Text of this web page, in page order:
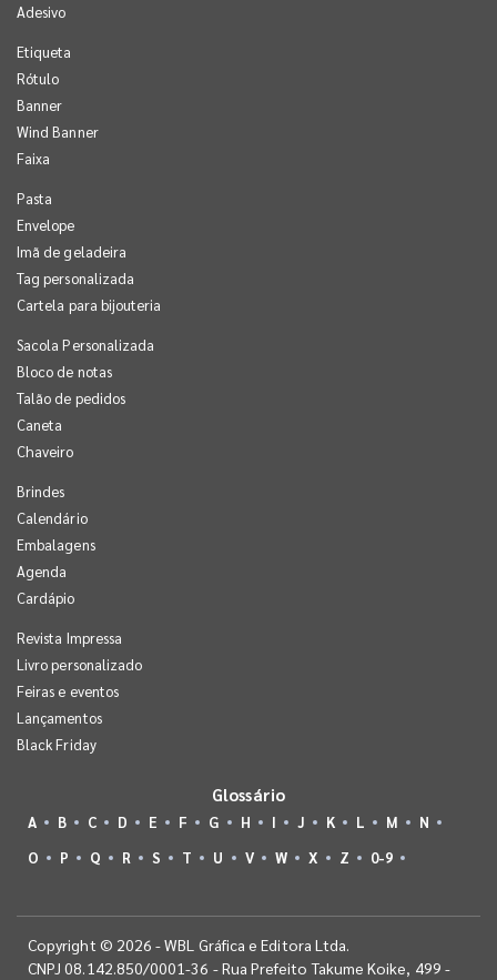
Adesivo
Etiqueta
Rótulo
Banner
Wind Banner
Faixa
Pasta
Envelope
Imã de geladeira
Tag personalizada
Cartela para bijouteria
Sacola Personalizada
Bloco de notas
Talão de pedidos
Caneta
Chaveiro
Brindes
Calendário
Embalagens
Agenda
Cardápio
Revista Impressa
Livro personalizado
Feiras e eventos
Lançamentos
Black Friday
Glossário
A B C D E F G H I J K L M
N
O
P Q R S T U V W X Z 0-9
Copyright © 2026 - WBL Gráfica e Editora Ltda.
CNPJ 08.142.850/0001-36 - Rua Prefeito Takume Koike, 499 -